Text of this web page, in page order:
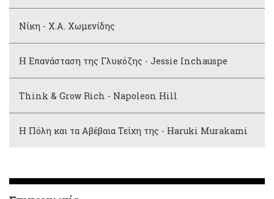
Νίκη - Χ.Α. Χωμενίδης
Η Επανάσταση της Γλυκόζης - Jessie Inchauspe
Think & Grow Rich - Napoleon Hill
Η Πόλη και τα Αβέβαια Τείχη της - Haruki Murakami